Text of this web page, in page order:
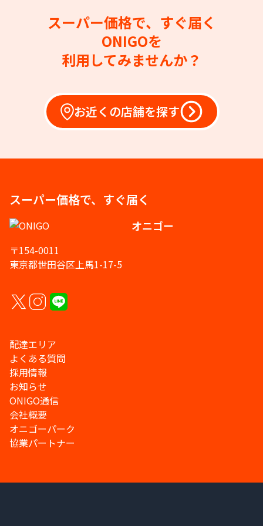
スーパー価格で、すぐ届く
ONIGOを
利用してみませんか？
お近くの店舗を探す
スーパー価格で、すぐ届く
オニゴー
〒154-0011
東京都世田谷区上馬1-17-5
配達エリア
よくある質問
採用情報
お知らせ
ONIGO通信
会社概要
オニゴーパーク
協業パートナー